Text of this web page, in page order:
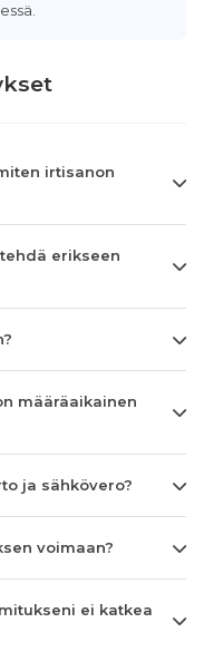
irtisanon
erikseen
määräaikainen
ja sähkövero?
voimaan?
ei katkea